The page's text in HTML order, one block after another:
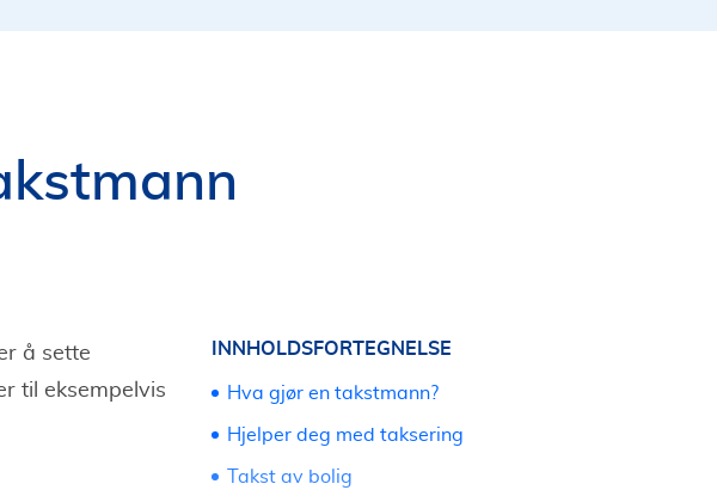
å sette
til eksempelvis
INNHOLDSFORTEGNELSE
Hva gjør en takstmann?
Hjelper deg med taksering
Takst av bolig